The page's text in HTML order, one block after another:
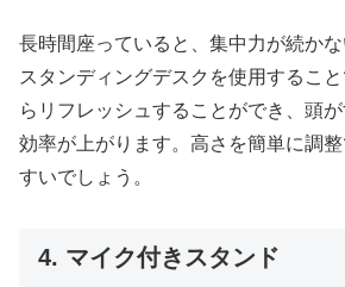
長時間座っていると、集中力が続かな
スタンディングデスクを使用するこ
らリフレッシュすることができ、頭
効率が上がります。高さを簡単に調
すいでしょう。
4. マイク付きスタンド